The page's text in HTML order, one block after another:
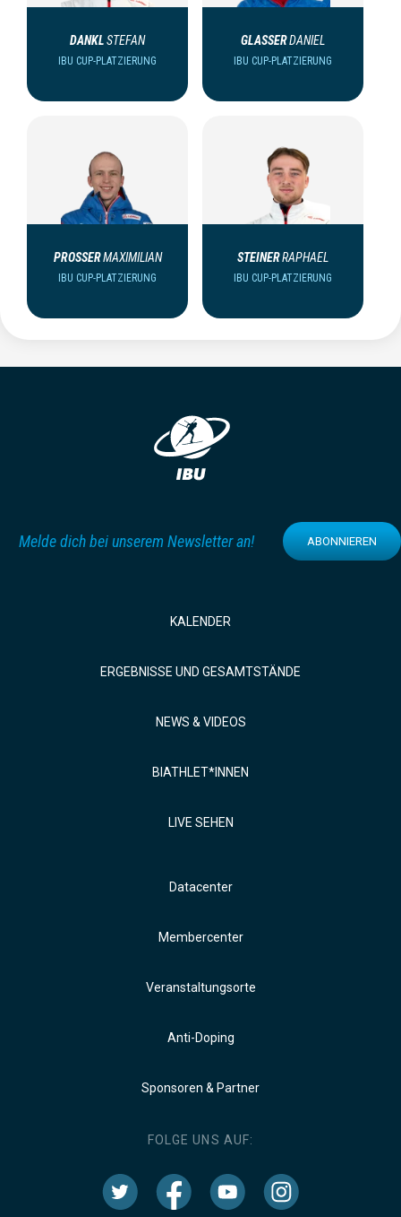
DANKLSTEFAN
IBU CUP-PLATZIERUNG
GLASSERDANIEL
IBU CUP-PLATZIERUNG
PROSSERMAXIMILIAN
IBU CUP-PLATZIERUNG
STEINERRAPHAEL
IBU CUP-PLATZIERUNG
Melde dich bei unserem Newsletter an! ABONNIEREN
KALENDER
ERGEBNISSE UND GESAMTSTÄNDE
NEWS & VIDEOS
BIATHLET*INNEN
LIVE SEHEN
Datacenter
Membercenter
Veranstaltungsorte
Anti-Doping
Sponsoren & Partner
FOLGE UNS AUF: